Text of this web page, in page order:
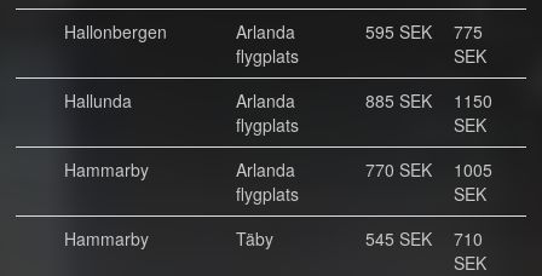
Hallonbergen
Arlanda
flygplats
595 SEK
775
SEK
Hallunda
Arlanda
flygplats
885 SEK
1150
SEK
Hammarby
Arlanda
flygplats
770 SEK
1005
SEK
Hammarby
Täby 545 SEK
710
SEK